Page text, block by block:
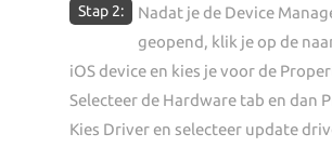
Stap 2:
Nadat je de Device
geopend, klik je op de
iOS device en kies je voor de
Selecteer de Hardware tab en dan
Kies Driver en selecteer update